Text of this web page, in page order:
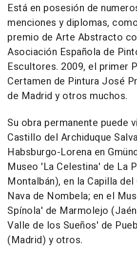
Está en posesión de
menciones y diplomas,
premio de Arte Abstracto
Asociación Española de
Escultores. 2009, el primer
Certamen de Pintura José
de Madrid y otros muchos.
Su obra permanente puede
Castillo del Archiduque
Habsburgo-Lorena en
Museo 'La Celestina' de La
Montalbán), en la Capilla
Nava de Nombela; en el
Spínola' de Marmolejo
Valle de los Sueños' de
(Madrid) y otros.